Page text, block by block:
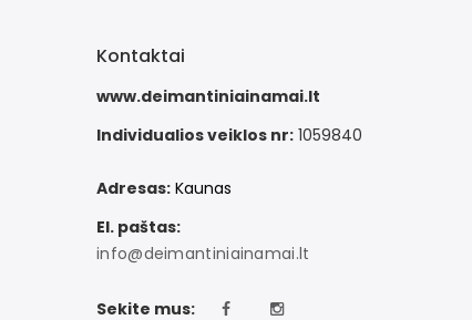
Kontaktai
www.deimantiniainamai.lt
Individualios veiklos nr: 1059840
Adresas: Kaunas
El. paštas:
info@deimantiniainamai.lt
Sekite mus: